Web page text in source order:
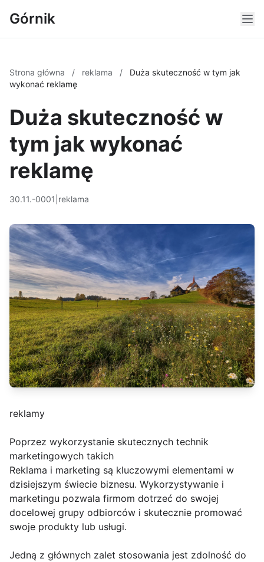
Górnik
Strona główna / reklama /
Duża skuteczność w tym jak
wykonać reklamę
Duża skuteczność w
tym jak wykonać
reklamę
30.11.-0001 reklama
reklamy
Poprzez wykorzystanie skutecznych technik
marketingowych takich
Reklama i marketing są kluczowymi elementami w
dzisiejszym świecie biznesu. Wykorzystywanie i
marketingu pozwala firmom dotrzeć do swojej
docelowej grupy odbiorców i skutecznie promować
swoje produkty lub usługi.
Jedną z głównych zalet stosowania jest zdolność do